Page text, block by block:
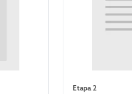
Etapa 2